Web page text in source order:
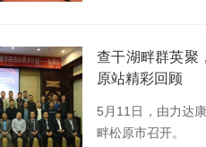
查干湖畔群英聚
原站精彩回顾
5月11日，由力达
畔松原市召开。